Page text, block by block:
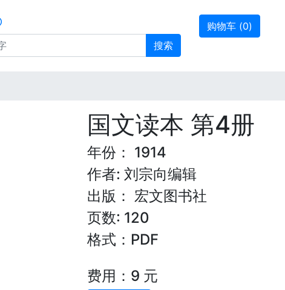
搜索
购物车 (0)
国文读本 第4册
年份： 1914
作者: 刘宗向编辑
出版： 宏文图书社
页数: 120
格式：PDF
费用：9 元